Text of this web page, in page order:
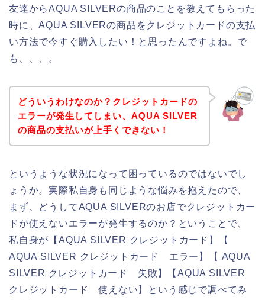
友達からAQUA SILVERの商品のことを教えてもらった
時に、AQUA SILVERの商品をクレジットカードの支払
い方法で今すぐ購入したい！と思ったんですよね。で
も、、、。
どういうわけなのか？クレジットカードの
エラーが発生してしまい、AQUA SILVER
の商品の支払いが上手くできない！
というような状況になって困っているのではないでし
ょうか。実際私自身も同じような悩みを抱えたので、
まず、どうしてAQUA SILVERのお店でクレジットカー
ドが使えないエラーが発生するのか？ということで、
私自身が【AQUA SILVER クレジットカード】【
AQUA SILVER クレジットカード エラー】【 AQUA
SILVER クレジットカード 失敗】【AQUA SILVER
クレジットカード 使えない】という感じで調べてみ